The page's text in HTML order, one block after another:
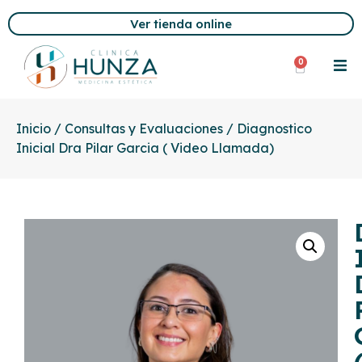
Ver tienda online
0
Inicio / Consultas y Evaluaciones / Diagnostico
Inicial Dra Pilar Garcia ( Video Llamada)